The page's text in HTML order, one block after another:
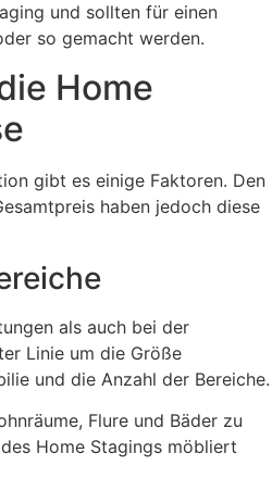
und sollten für einen
so gemacht werden.
Home
gibt es einige Faktoren. Den
haben jedoch diese
als auch bei der
Linie um die Größe
und die Anzahl der Bereiche.
Flure und Bäder zu
Home Stagings möbliert